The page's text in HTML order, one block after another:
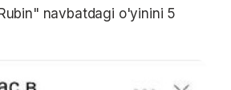
navbatdagi o'yinini 5